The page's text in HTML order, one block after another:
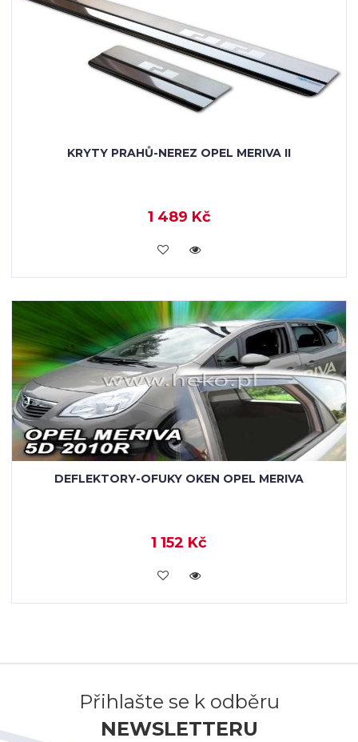
KRYTY PRAHŮ-NEREZ OPEL MERIVA II
1 489 Kč
KOUPIT
DEFLEKTORY-OFUKY OKEN OPEL MERIVA
1 152 Kč
KOUPIT
Přihlašte se k odběru
NEWSLETTERU